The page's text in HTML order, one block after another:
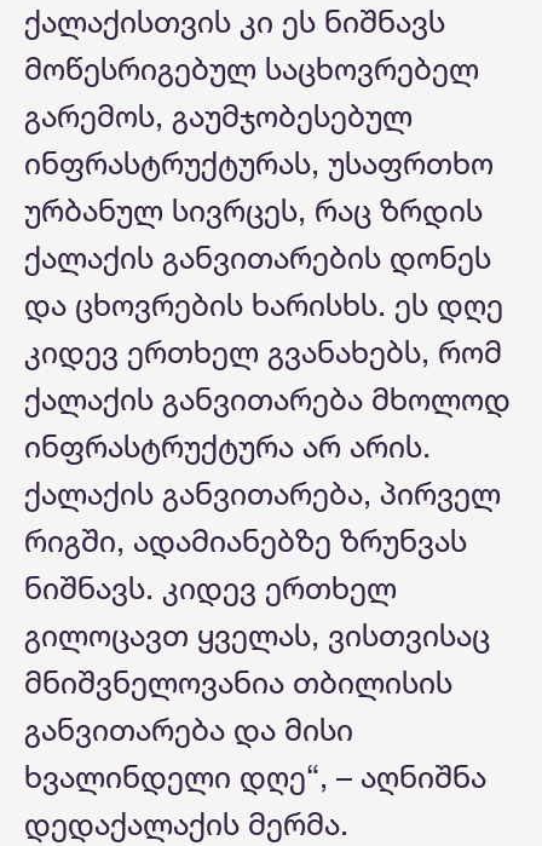
ქალაქისთვის კი ეს ნიშნავს
მოწესრიგებულ საცხოვრებელ
გარემოს, გაუმჯობესებულ
ინფრასტრუქტურას, უსაფრთხო
ურბანულ სივრცეს, რაც ზრდის
ქალაქის განვითარების დონეს
და ცხოვრების ხარისხს. ეს დღე
კიდევ ერთხელ გვანახებს, რომ
ქალაქის განვითარება მხოლოდ
ინფრასტრუქტურა არ არის.
ქალაქის განვითარება, პირველ
რიგში, ადამიანებზე ზრუნვას
ნიშნავს. კიდევ ერთხელ
გილოცავთ ყველას, ვისთვისაც
მნიშვნელოვანია თბილისის
განვითარება და მისი
ხვალინდელი დღე“, – აღნიშნა
დედაქალაქის მერმა.